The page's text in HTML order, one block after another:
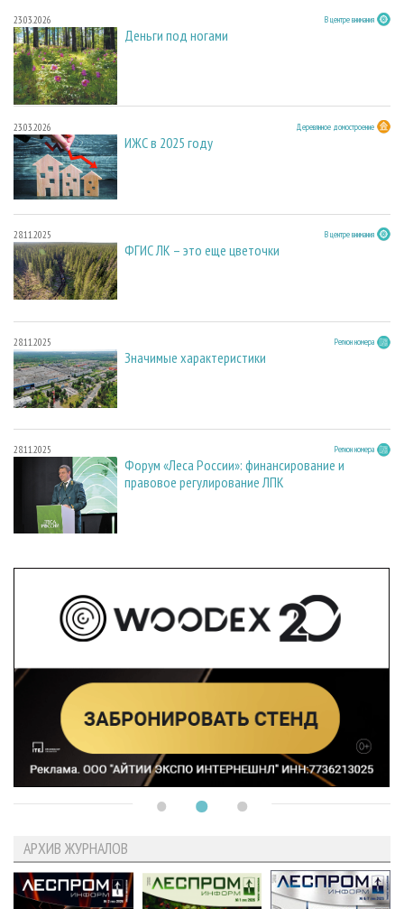
23.03.2026 В центре внимания
Деньги под ногами
23.03.2026 Деревянное домостроение
ИЖС в 2025 году
28.11.2025 В центре внимания
ФГИС ЛК – это еще цветочки
28.11.2025 Регион номера
Значимые характеристики
28.11.2025 Регион номера
Форум «Леса России»: финансирование и
правовое регулирование ЛПК
АРХИВ ЖУРНАЛОВ